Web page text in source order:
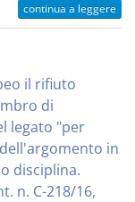
continua a leggere
il rifiuto
di
legato "per
in
disciplina.
n. C-218/16,